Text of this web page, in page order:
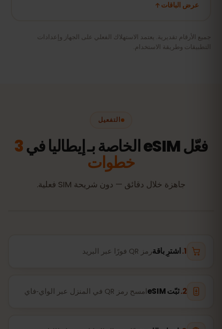
عرض الباقات
جميع الأرقام تقديرية. يعتمد الاستهلاك الفعلي على الجهاز وإعدادات
التطبيقات وطريقة الاستخدام.
التفعيل
فعّل eSIM الخاصة بـ إيطاليا في 3
خطوات
جاهزة خلال دقائق — دون شريحة SIM فعلية.
اشترِ باقةرمز QR فورًا عبر البريد
ثبّت eSIM امسح رمز QR في المنزل عبر الواي‑فاي